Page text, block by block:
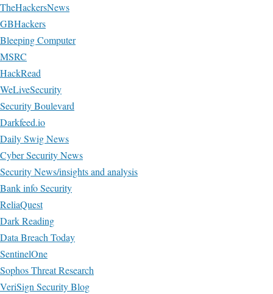
TheHackersNews
GBHackers
Bleeping Computer
MSRC
HackRead
WeLiveSecurity
Security Boulevard
Darkfeed.io
Daily Swig News
Cyber Security News
Security News/insights and analysis
Bank info Security
ReliaQuest
Dark Reading
Data Breach Today
SentinelOne
Sophos Threat Research
VeriSign Security Blog